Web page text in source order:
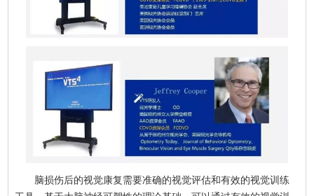
脑损伤后的视觉康复需要准确的视觉评估和有效的视觉训练